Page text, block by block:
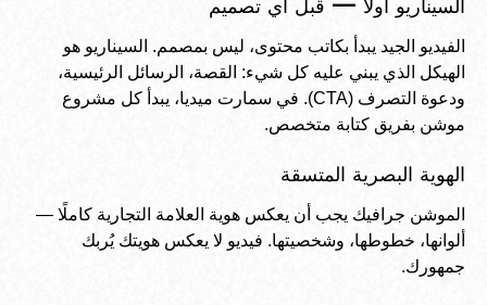
السيناريو أولًا — قبل أي تصميم
الفيديو الجيد يبدأ بكاتب محتوى، ليس بمصمم. السيناريو هو
الهيكل الذي يبني عليه كل شيء: القصة، الرسائل الرئيسية،
ودعوة التصرف (CTA). في سمارت ميديا، يبدأ كل مشروع
موشن بفريق كتابة متخصص.
الهوية البصرية المتسقة
الموشن جرافيك يجب أن يعكس هوية العلامة التجارية كاملًا —
ألوانها، خطوطها، وشخصيتها. فيديو لا يعكس هويتك يُربك
جمهورك.